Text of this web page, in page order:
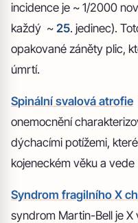
incidence je ~ 1/2000
každý ~ 25. jedinec).
opakované záněty plic,
úmrtí.
Spinální svalová atrofie
onemocnění
dýchacími potížemi,
kojeneckém věku a
Syndrom fragilního X
syndrom Martin-Bell je